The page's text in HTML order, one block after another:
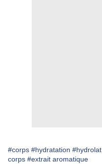
#corps #hydratation #hydrolat
corps #extrait aromatique